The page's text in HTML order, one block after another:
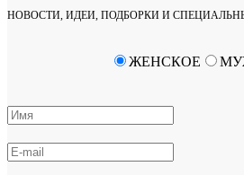
НОВОСТИ, ИДЕИ, ПОДБОРКИ И
ЖЕНСКОЕ